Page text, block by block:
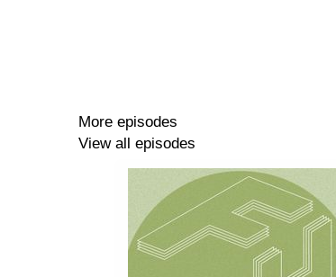
More episodes
View all episodes